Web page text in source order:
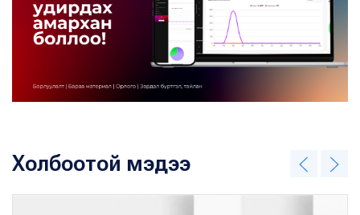
Холбоотой мэдээ